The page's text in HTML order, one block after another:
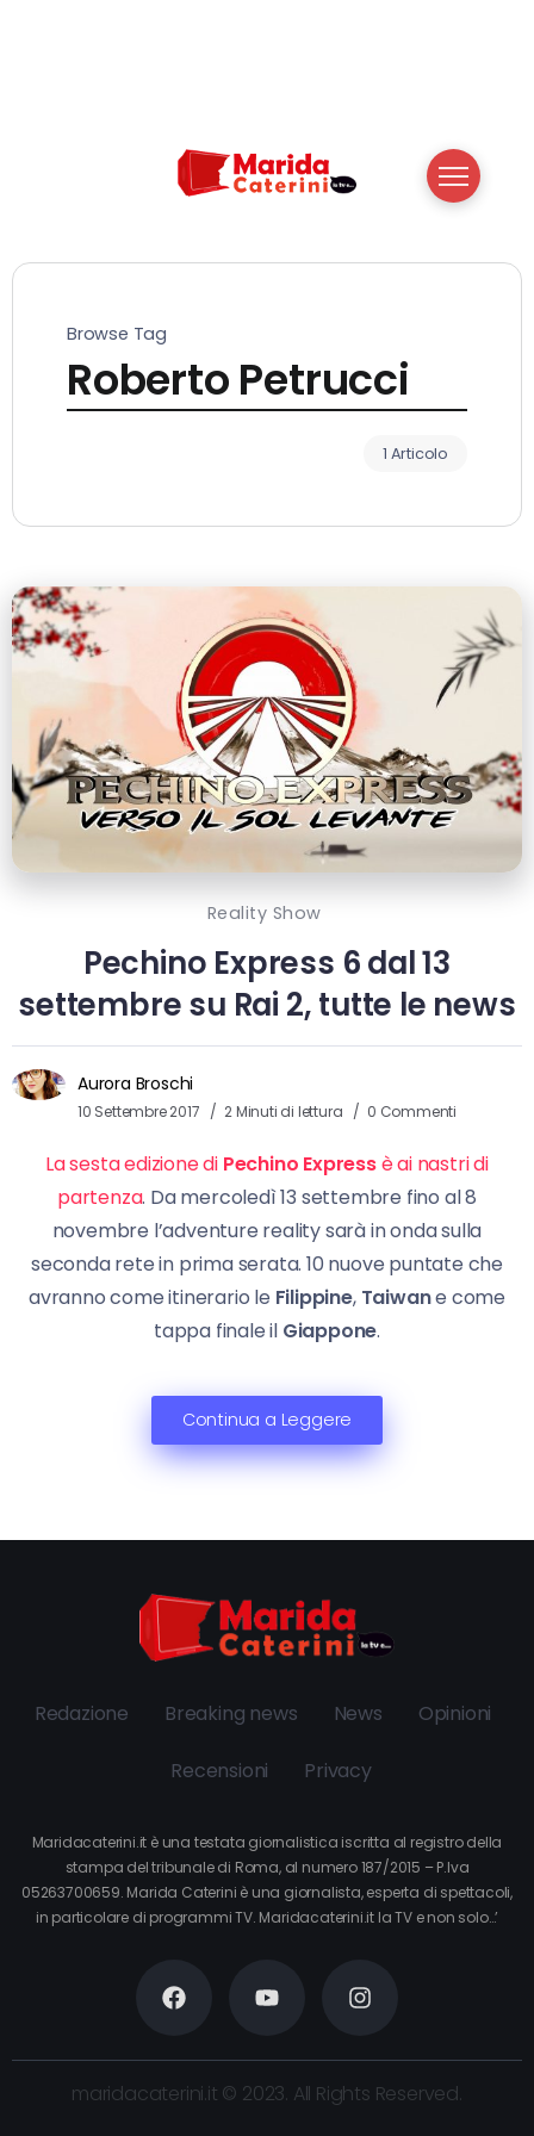
Browse Tag
Roberto Petrucci
1 Articolo
Reality Show
Pechino Express 6 dal 13
settembre su Rai 2, tutte le news
Aurora Broschi
10 Settembre 2017 2 Minuti di lettura 0 Commenti
La sesta edizione di Pechino Expressè ai nastri di
partenza. Da mercoledì 13 settembre fino al 8
novembre l’adventure reality sarà in onda sulla
seconda rete in prima serata. 10 nuove puntate che
avranno come itinerario le Filippine, Taiwane come
tappa finale il Giappone.
Continua a Leggere
Redazione Breaking news News Opinioni
Recensioni Privacy
Maridacaterini.it è una testata giornalistica iscritta al registro della
stampa del tribunale di Roma, al numero 187/2015 – P.Iva
05263700659. Marida Caterini è una giornalista, esperta di spettacoli,
in particolare di programmi TV. Maridacaterini.it la TV e non solo…’
maridacaterini.it © 2023. All Rights Reserved.